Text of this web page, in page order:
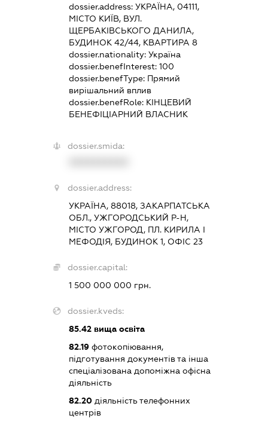
dossier.address: УКРАЇНА, 04111,
МІСТО КИЇВ, ВУЛ.
ЩЕРБАКІВСЬКОГО ДАНИЛА,
БУДИНОК 42/44, КВАРТИРА 8
dossier.nationality: Україна
dossier.benefInterest: 100
dossier.benefType: Прямий
вирішальний вплив
dossier.benefRole: КІНЦЕВИЙ
БЕНЕФІЦІАРНИЙ ВЛАСНИК
dossier.smida:
dossier.address:
УКРАЇНА, 88018, ЗАКАРПАТСЬКА
ОБЛ., УЖГОРОДСЬКИЙ Р-Н,
МІСТО УЖГОРОД, ПЛ. КИРИЛА І
МЕФОДІЯ, БУДИНОК 1, ОФІС 23
dossier.capital:
1 500 000 000 грн.
dossier.kveds:
85.42вища освіта
82.19фотокопіювання,
підготування документів та інша
спеціалізована допоміжна офісна
діяльність
82.20діяльність телефонних
центрів